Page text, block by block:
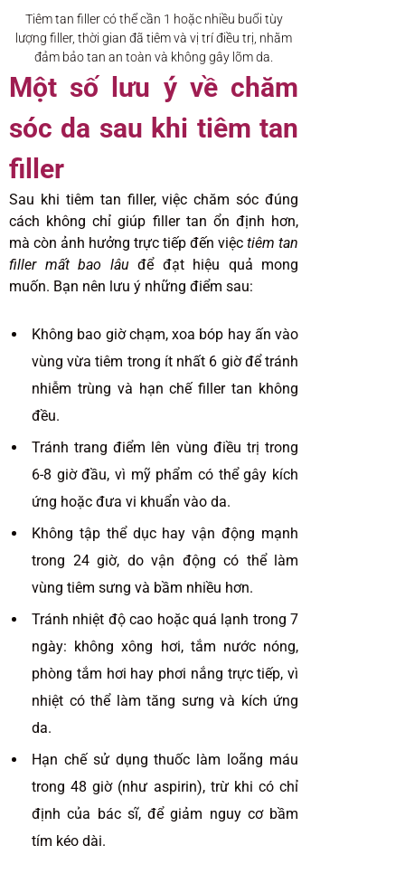
Tiêm tan filler có thể cần 1 hoặc nhiều buổi tùy
lượng filler, thời gian đã tiêm và vị trí điều trị, nhằm
đảm bảo tan an toàn và không gây lõm da.
Một số lưu ý về chăm
sóc da sau khi tiêm tan
filler
Sau khi tiêm tan filler, việc chăm sóc đúng
cách không chỉ giúp filler tan ổn định hơn,
mà còn ảnh hưởng trực tiếp đến việc tiêm tan
filler mất bao lâu để đạt hiệu quả mong
muốn. Bạn nên lưu ý những điểm sau:
Không bao giờ chạm, xoa bóp hay ấn vào
vùng vừa tiêm trong ít nhất 6 giờ để tránh
nhiễm trùng và hạn chế filler tan không
đều.
Tránh trang điểm lên vùng điều trị trong
6-8 giờ đầu, vì mỹ phẩm có thể gây kích
ứng hoặc đưa vi khuẩn vào da.
Không tập thể dục hay vận động mạnh
trong 24 giờ, do vận động có thể làm
vùng tiêm sưng và bầm nhiều hơn.
Tránh nhiệt độ cao hoặc quá lạnh trong 7
ngày: không xông hơi, tắm nước nóng,
phòng tắm hơi hay phơi nắng trực tiếp, vì
nhiệt có thể làm tăng sưng và kích ứng
da.
Hạn chế sử dụng thuốc làm loãng máu
trong 48 giờ (như aspirin), trừ khi có chỉ
định của bác sĩ, để giảm nguy cơ bầm
tím kéo dài.